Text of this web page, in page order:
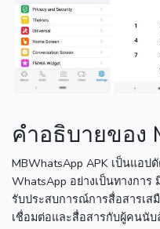
คำอธิบายของ
MBWhatsApp APK เป็นแอป
WhatsApp อย่างเป็นทางการ
รับประสบการณ์การสื่อสารเส
เชื่อมต่อและสื่อสารกับผู้คนนั